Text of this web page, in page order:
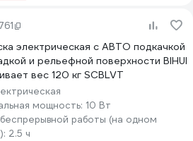
электрическая с АВТО подкачкой
и рельефной поверхности BIHUI
вес 120 кг SCBLVT
мощность: 10 Вт
работы (на одном
2.5 ч